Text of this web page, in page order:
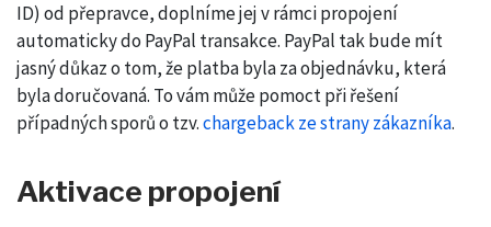
ID) od přepravce, doplníme jej v rámci propojení
automaticky do PayPal transakce. PayPal tak bude mít
jasný důkaz o tom, že platba byla za objednávku, která
byla doručovaná. To vám může pomoct při řešení
případných sporů o tzv.chargeback ze strany zákazníka.
Aktivace propojení